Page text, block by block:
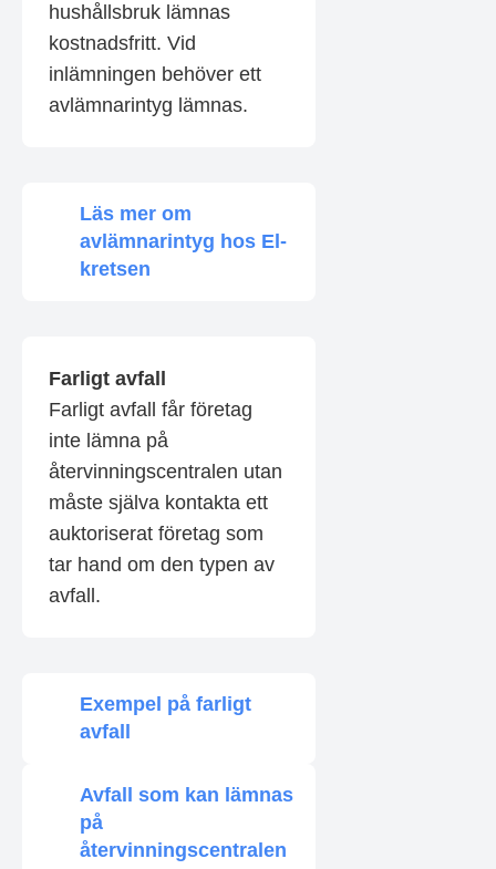
hushållsbruk lämnas
kostnadsfritt. Vid
inlämningen behöver ett
avlämnarintyg lämnas.
Läs mer om
avlämnarintyg hos El-
kretsen
Farligt avfall
Farligt avfall får företag
inte lämna på
återvinningscentralen utan
måste själva kontakta ett
auktoriserat företag som
tar hand om den typen av
avfall.
Exempel på farligt
avfall
Avfall som kan lämnas
på
återvinningscentralen